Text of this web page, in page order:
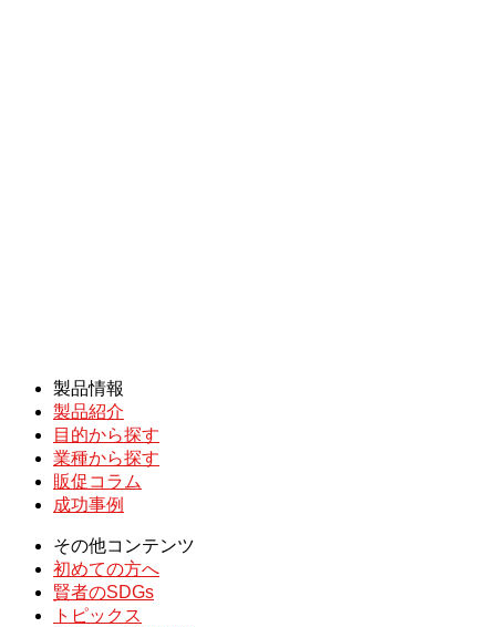
製品情報
製品紹介
目的から探す
業種から探す
販促コラム
成功事例
その他コンテンツ
初めての方へ
賢者のSDGs
トピックス